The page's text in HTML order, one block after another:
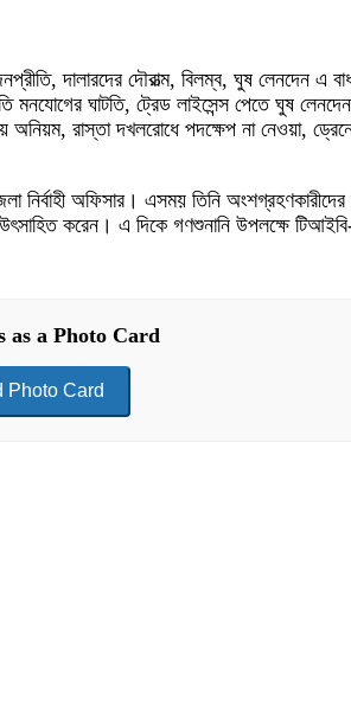
দালারদের দৌরাত্ম, বিলম্ব, ঘুষ লেনদেন এ
মনযোগের ঘাটতি, ট্রেড লাইসেন্স পেতে ঘুষ
রাস্তা দখলরোধে পদক্ষেপ না নেওয়া,
অফিসার। এসময় তিনি
করেন। এ দিকে গণশুনানি উপলক্ষে
as a Photo Card
Photo Card